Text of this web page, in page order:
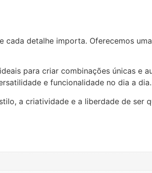
detalhe importa. Oferecemos
para criar combinações únicas e
e funcionalidade no dia a dia.
a criatividade e a liberdade de ser